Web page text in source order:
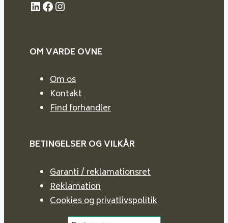
LinkedIn
Facebook
Instagram
OM VARDE OVNE
Om os
Kontakt
Find forhandler
BETINGELSER OG VILKÅR
Garanti / reklamationsret
Reklamation
Cookies og privatlivspolitik